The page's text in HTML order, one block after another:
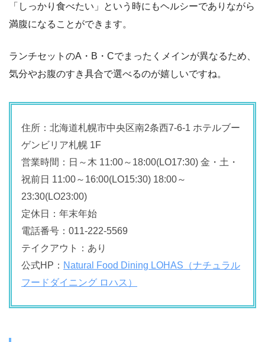
「しっかり食べたい」という時にもヘルシーでありながら
満腹になることができます。
ランチセットのA・B・Cでまったくメインが異なるため、
気分やお腹のすき具合で選べるのが嬉しいですね。
住所：北海道札幌市中央区南2条西7-6-1 ホテルブー
ゲンビリア札幌 1F
営業時間：日～木 11:00～18:00(LO17:30) 金・土・
祝前日 11:00～16:00(LO15:30) 18:00～
23:30(LO23:00)
定休日：年末年始
電話番号：011-222-5569
テイクアウト：あり
公式HP： Natural Food Dining LOHAS（ナチュラル
フードダイニング ロハス）